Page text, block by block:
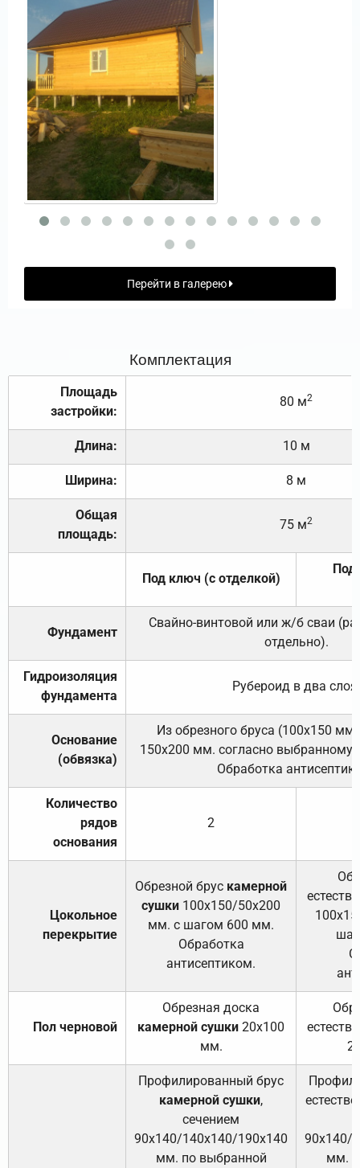
Перейти в галерею
Комплектация
Площадь
застройки:
80 м2
Длина: 10 м
Ширина: 8 м
Общая
площадь:
75 м2
Под ключ (с отделкой)
Под
Фундамент
Свайно-винтовой или ж/б сваи
отдельно).
Гидроизоляция
фундамента
Рубероид в два слоя.
Основание
(обвязка)
Из обрезного бруса (100х150
150х200 мм. согласно выбранному
Обработка
Количество
рядов
основания
2
Цокольное
перекрытие
Обрезной брус камерной
сушки 100х150/50х200
мм. с шагом 600 мм.
Обработка
антисептиком.
Пол черновой
Обрезная доска
камерной сушки 20х100
мм.
Профилированный брус
камерной сушки,
сечением
90х140/140х140/190х140
мм. по выбранной
90х140/
мм.